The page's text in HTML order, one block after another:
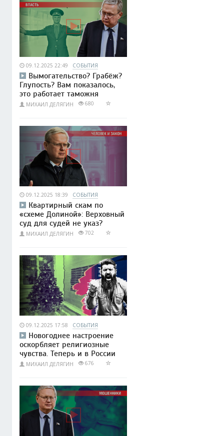
09.12.2025 22:49 СОБЫТИЯ
Вымогательство? Грабёж?
Глупость? Вам показалось,
это работает таможня
МИХАИЛ ДЕЛЯГИН 680
09.12.2025 18:39 СОБЫТИЯ
Квартирный скам по
«схеме Долиной»: Верховный
суд для судей не указ?
МИХАИЛ ДЕЛЯГИН 702
09.12.2025 17:58 СОБЫТИЯ
Новогоднее настроение
оскорбляет религиозные
чувства. Теперь и в России
МИХАИЛ ДЕЛЯГИН 676